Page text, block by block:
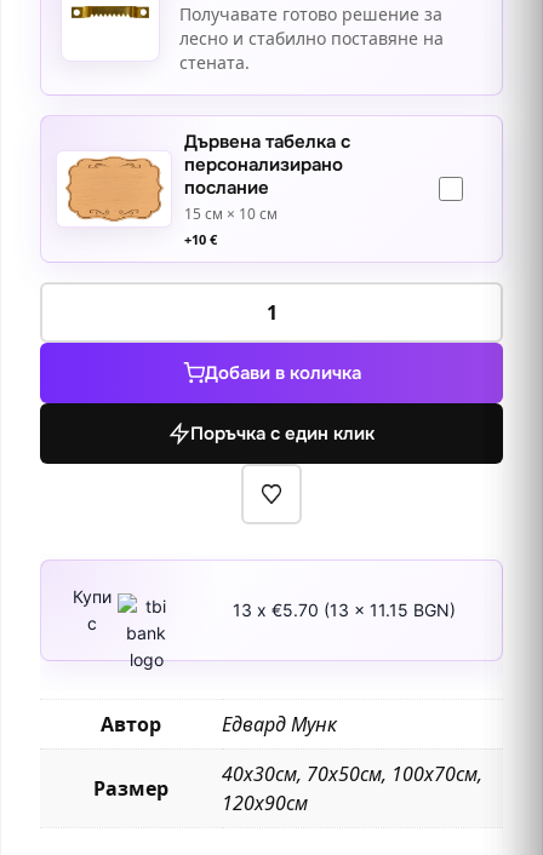
Получавате готово решение за
лесно и стабилно поставяне на
стената.
Дървена табелка с
персонализирано
послание
15 см × 10 см
+10 €
количество
Крайбрежен
от
Добави в количка
Поръчка с един клик
Купи
с
13 x €5.70 (13 x 11.15 BGN)
Автор Едвард Мунк
Размер
40х30см, 70х50см, 100х70см,
120х90см